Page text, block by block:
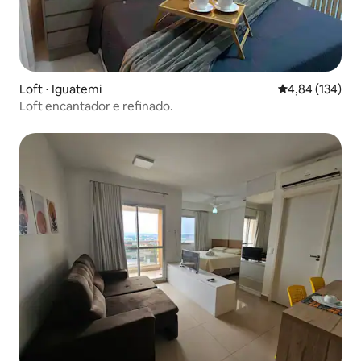
Loft ⋅ Iguatemi 4,84 de uma
4,84 (134)
Loft encantador e refinado.